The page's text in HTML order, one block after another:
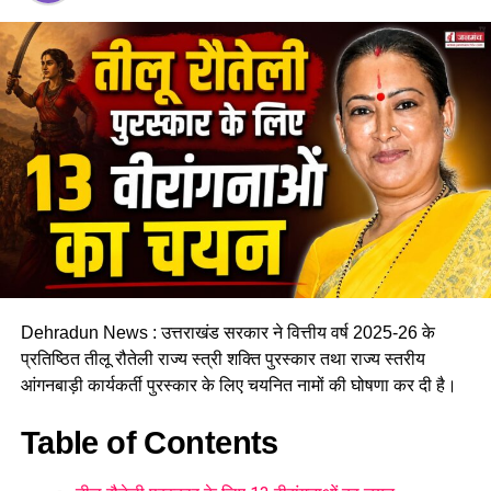
RELATED TOPICS:
CHAR DHAM PILGRIMAGE 2025
GANGA SANGAM RITUAL
KASHI VISHWANATH TEMPLE UTTARAKHAND
RAJRAJESHWARI DEVI DOLI
UTTARKASHI SPIRITUAL TRADITION
UP NEXT
हेमकुंड साहिब: बर्फबारी के बीच भारतीय सेना तैयारियों में जुटी, 25 मई
को खुलेंगे कपाट…
DON'T MISS
देहरादून: बीकेटीसी के नवनियुक्त अध्यक्ष हेमंत द्विवेदी ने किया पदभार
ग्रहण….
Dehradun News : उत्तराखंड सरकार ने वित्तीय वर्ष 2025-26 के
प्रतिष्ठित तीलू रौतेली राज्य स्त्री शक्ति पुरस्कार तथा राज्य स्तरीय
आंगनबाड़ी कार्यकर्ती पुरस्कार के लिए चयनित नामों की घोषणा कर दी है।
Table of Contents